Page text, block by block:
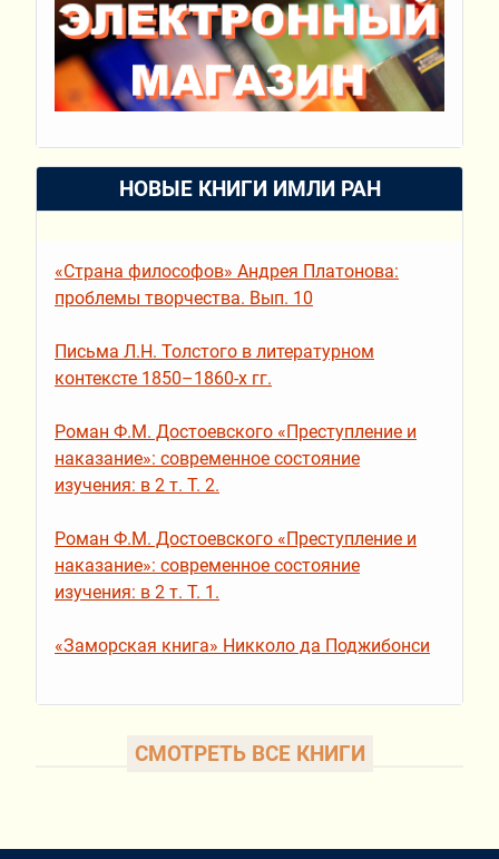
НОВЫЕ КНИГИ ИМЛИ РАН
«Страна философов» Андрея Платонова:
проблемы творчества. Вып. 10
Письма Л.Н. Толстого в литературном
контексте 1850–1860-х гг.
Роман Ф.М. Достоевского «Преступление и
наказание»: современное состояние
изучения: в 2 т. Т. 2.
Роман Ф.М. Достоевского «Преступление и
наказание»: современное состояние
изучения: в 2 т. Т. 1.
«Заморская книга» Никколо да Поджибонси
СМОТРЕТЬ ВСЕ КНИГИ